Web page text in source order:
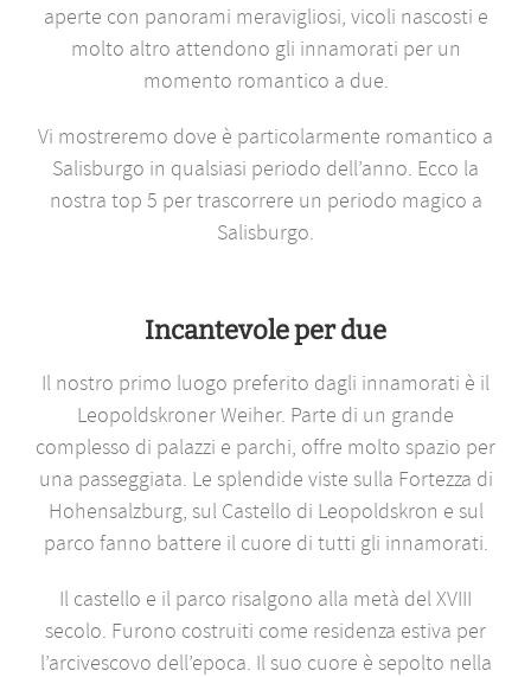
aperte con panorami meravigliosi, vicoli nascosti e
molto altro attendono gli innamorati per un
momento romantico a due.
Vi mostreremo dove è particolarmente romantico a
Salisburgo in qualsiasi periodo dell’anno. Ecco la
nostra top 5 per trascorrere un periodo magico a
Salisburgo.
Incantevole per due
Il nostro primo luogo preferito dagli innamorati è il
Leopoldskroner Weiher. Parte di un grande
complesso di palazzi e parchi, offre molto spazio per
una passeggiata. Le splendide viste sulla Fortezza di
Hohensalzburg, sul Castello di Leopoldskron e sul
parco fanno battere il cuore di tutti gli innamorati.
Il castello e il parco risalgono alla metà del XVIII
secolo. Furono costruiti come residenza estiva per
l’arcivescovo dell’epoca. Il suo cuore è sepolto nella